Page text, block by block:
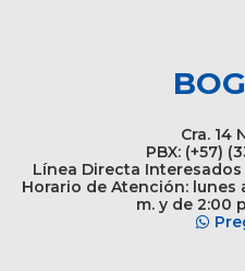
Cra. 14
PBX: (+57)
Línea Directa Interesados
Horario de Atención: lunes
m. y de 2:00